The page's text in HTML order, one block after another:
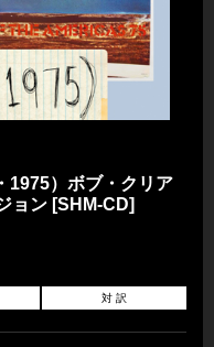
1975）ボブ・クリア
ョン [SHM-CD]
対 訳